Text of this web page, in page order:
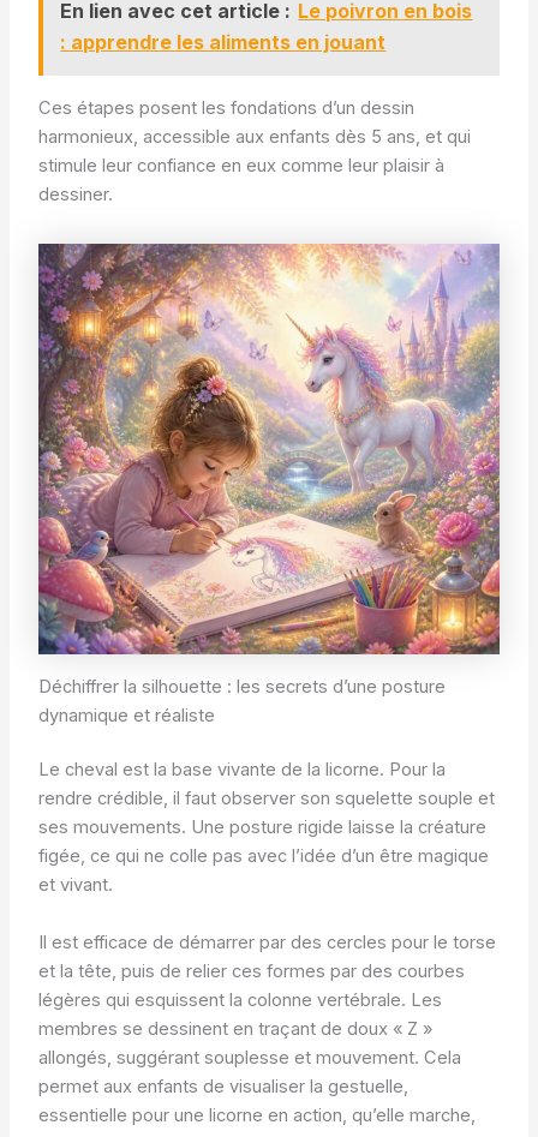
En lien avec cet article : Le poivron en bois
: apprendre les aliments en jouant
Ces étapes posent les fondations d’un dessin
harmonieux, accessible aux enfants dès 5 ans, et qui
stimule leur confiance en eux comme leur plaisir à
dessiner.
Déchiffrer la silhouette : les secrets d’une posture
dynamique et réaliste
Le cheval est la base vivante de la licorne. Pour la
rendre crédible, il faut observer son squelette souple et
ses mouvements. Une posture rigide laisse la créature
figée, ce qui ne colle pas avec l’idée d’un être magique
et vivant.
Il est efficace de démarrer par des cercles pour le torse
et la tête, puis de relier ces formes par des courbes
légères qui esquissent la colonne vertébrale. Les
membres se dessinent en traçant de doux « Z »
allongés, suggérant souplesse et mouvement. Cela
permet aux enfants de visualiser la gestuelle,
essentielle pour une licorne en action, qu’elle marche,